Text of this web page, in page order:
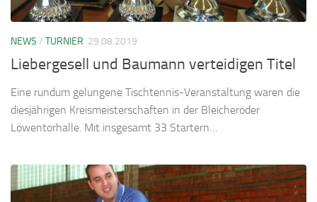
NEWS / TURNIER 29.08.2019
Liebergesell und Baumann verteidigen Titel
Eine rundum gelungene Tischtennis-Veranstaltung waren die
diesjährigen Kreismeisterschaften in der Bleicheröder
Löwentorhalle. Mit insgesamt 33 Startern…